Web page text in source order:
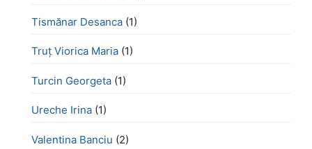
Tismănar Desanca (1)
Truț Viorica Maria (1)
Turcin Georgeta (1)
Ureche Irina (1)
Valentina Banciu (2)